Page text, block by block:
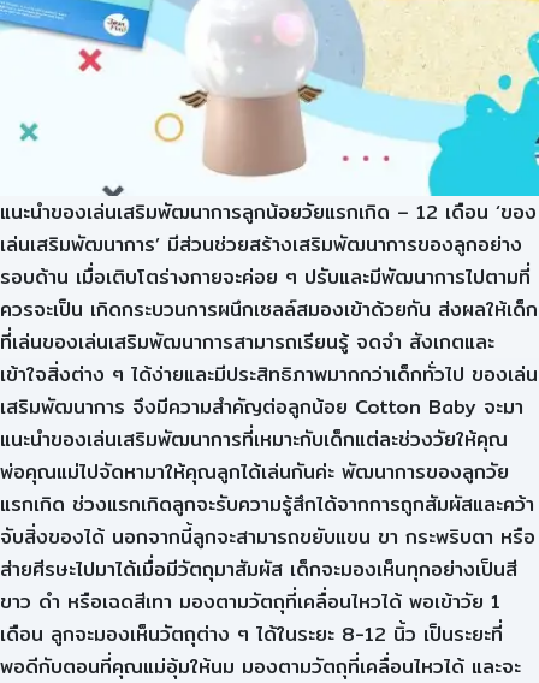
แนะนำของเล่นเสริมพัฒนาการลูกน้อยวัยแรกเกิด – 12 เดือน ‘ของ
เล่นเสริมพัฒนาการ’ มีส่วนช่วยสร้างเสริมพัฒนาการของลูกอย่าง
รอบด้าน เมื่อเติบโตร่างกายจะค่อย ๆ ปรับและมีพัฒนาการไปตามที่
ควรจะเป็น เกิดกระบวนการผนึกเซลล์สมองเข้าด้วยกัน ส่งผลให้เด็ก
ที่เล่นของเล่นเสริมพัฒนาการสามารถเรียนรู้ จดจำ สังเกตและ
เข้าใจสิ่งต่าง ๆ ได้ง่ายและมีประสิทธิภาพมากกว่าเด็กทั่วไป ของเล่น
เสริมพัฒนาการ จึงมีความสำคัญต่อลูกน้อย Cotton Baby จะมา
แนะนำของเล่นเสริมพัฒนาการที่เหมาะกับเด็กแต่ละช่วงวัยให้คุณ
พ่อคุณแม่ไปจัดหามาให้คุณลูกได้เล่นกันค่ะ พัฒนาการของลูกวัย
แรกเกิด ช่วงแรกเกิดลูกจะรับความรู้สึกได้จากการถูกสัมผัสและคว้า
จับสิ่งของได้ นอกจากนี้ลูกจะสามารถขยับแขน ขา กระพริบตา หรือ
ส่ายศีรษะไปมาได้เมื่อมีวัตถุมาสัมผัส เด็กจะมองเห็นทุกอย่างเป็นสี
ขาว ดำ หรือเฉดสีเทา มองตามวัตถุที่เคลื่อนไหวได้ พอเข้าวัย 1
เดือน ลูกจะมองเห็นวัตถุต่าง ๆ ได้ในระยะ 8-12 นิ้ว เป็นระยะที่
พอดีกับตอนที่คุณแม่อุ้มให้นม มองตามวัตถุที่เคลื่อนไหวได้ และจะ